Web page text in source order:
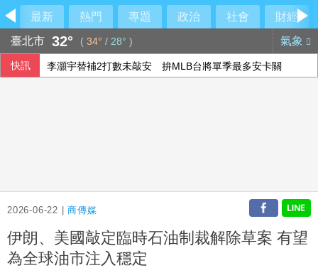
最新 熱門 專題 政治 社會
財經
臺北市 32° ( 34° / 28° ) 氣象
快訊 李灝宇替補2打數未敲安 拚MLB台將單季最多安卡關
2026-06-22 |商傳媒
伊朗、美國敲定臨時石油制裁解除草案 有望
為全球油市注入穩定